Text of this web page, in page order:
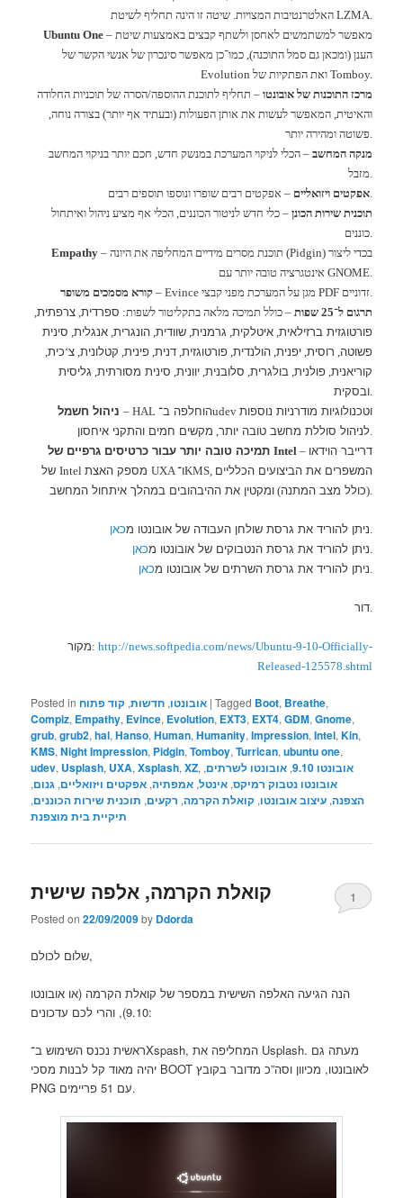
האלטרנטיבות המצויות . שיטה זו הינה תחליף לשיטת LZMA.
Ubuntu One– מאפשר למשתמשים לאחסן ולשתף קבצים באמצעות שיטת
הענן(ומכאן גם סמל התוכנה),כמו־כן מאפשר סינכרון של אנשי הקשר של
Evolution
ואת הפתקיות של Tomboy.
מרכז התוכנות של אובונטו – תחליף לתוכנת ההוספה/הסרה של תוכניות החלודה
והאיטית ,המאפשר לעשות את אותן הפעולות(ובעתיד אף יותר)בצורה נוחה
פשוטה ומהירה יותר
מנקה המחשב –הכלי לניקוי המערכת במנשק חדש חכם יותר בניקוי המחשב
מזבל
אפקטים ויזואליים –אפקטים רבים שופרו ונוספו תוספים רבים
.
תוכנית שירות הכונן –כלי חדש לניטור הכוננים ,הכלי אף מציע ניהול ואיתחול
כוננים.
Empathy– (Pidgin) בכדי ליצור
אינטגרציה טובה יותר עם GNOME.
קורא מסמכים משופר – Evince PDF זדוניים
תרגום ל־25 שפות –כולל תמיכה מלאה בתקליטור לשפות: ספרדית ,צרפתית
פורטוגזית ברזילאית ,איטלקית גרמנית ,שוודית ,הונגרית ,אנגלית סינית
פשוטה רוסית ,יפנית ,הולנדית ,פורטוגזית ,דנית ,פינית קטלונית ,צ‘כית
קוריאנית ,פולנית בולגרית סלובנית ,יוונית סינית מסורתית גליסית
ובסקית.
ניהול חשמל – HAL הוחלפה ב־udev וטכנולוגיות מודרניות נוספות
לניהול סוללת מחשב טובה יותר מקשים חמים והתקני איחסון .
תמיכה טובה יותר עבור כרטיסים גרפיים של Intel – דרייבר הוידאו
של Intel UXA ו־KMS, המשפרים את הביצועים הכלליים
(כולל מצב המתנה)ומקטין את ההיבהובים במהלך איתחול המחשב .
ניתן להוריד את גרסת שולחן העבודה של אובונטו מכאן
ניתן להוריד את גרסת הנטבוקים של אובונטו מכאן
ניתן להוריד את גרסת השרתים של אובונטו מכאן
דור.
מקור: http://news.softpedia.com/news/Ubuntu-9-10-Officially-
Released-125578.shtml
Posted in אובונטו, חדשות, קוד פתוח |Tagged Boot, Breathe,
Compiz, Empathy, Evince, Evolution, EXT3, EXT4,GDM,Gnome,
grub,grub2,hal,Hanso,Human,Humanity,Impression,Intel,Kin,
KMS,Night Impression, Pidgin,Tomboy,Turrican,ubuntu one,
udev, Usplash, UXA,Xsplash,XZ, אובונטו 9.10 , אובונטו לשרתים,
אובונטו נטבוק רמיקס, אינטל, אמפתיה, אפקטים ויזואליים, גנום,
הצפנה, עיצוב אובונטו, קואלת הקרמה, רקעים, תוכנית שירות הכוננים,
תיקיית בית מוצפנת
קואלת הקרמה, אלפה שישית
Posted on22/09/2009by Ddorda
1
שלום לכולם,
הנה הגיעה האלפה השישית במספר של קואלת הקרמה (או אובונטו
9.10), והרי לכם עדכונים:
ראשית נכנס השימוש ב־Xspash, המחליפה את Usplash. מעתה גם
יהיה מאוד קל לבנות מסכי BOOT לאובונטו, מכיוון וסה”כ מדובר בקובץ
PNG עם 51 פריימים.